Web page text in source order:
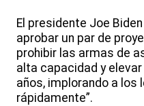
El presidente Joe
aprobar un par de
prohibir las armas de
alta capacidad y
años, implorando a los
rápidamente”.